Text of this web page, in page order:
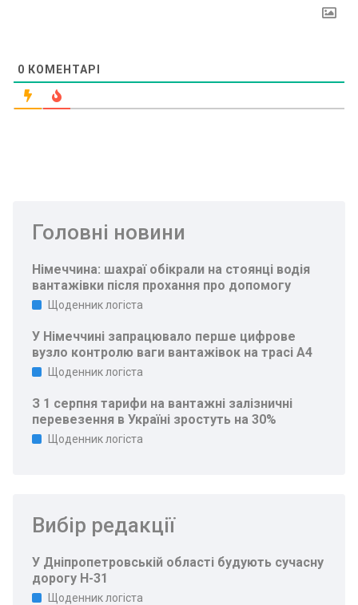
0 КОМЕНТАРІ
Головні новини
Німеччина: шахраї обікрали на стоянці водія
вантажівки після прохання про допомогу
Щоденник логіста
У Німеччині запрацювало перше цифрове
вузло контролю ваги вантажівок на трасі A4
Щоденник логіста
З 1 серпня тарифи на вантажні залізничні
перевезення в Україні зростуть на 30%
Щоденник логіста
Вибір редакції
У Дніпропетровській області будують сучасну
дорогу Н-31
Щоденник логіста